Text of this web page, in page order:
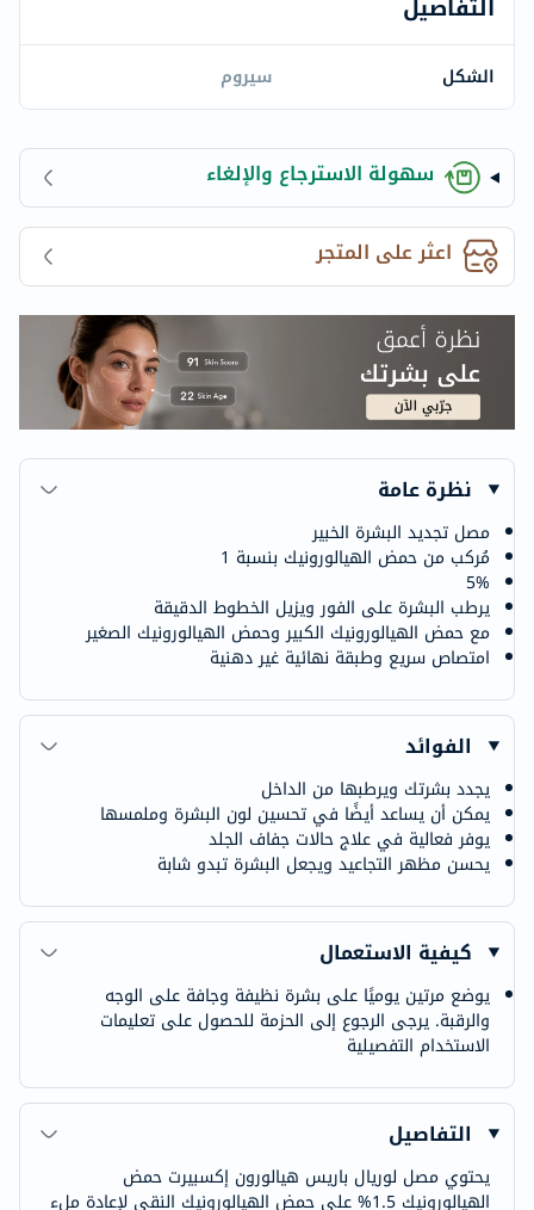
التفاصيل
الشكل سيروم
سهولة الاسترجاع والإلغاء
اعثر على المتجر
نظرة عامة
مصل تجديد البشرة الخبير
مُركب من حمض الهيالورونيك بنسبة 1
5%
يرطب البشرة على الفور ويزيل الخطوط الدقيقة
مع حمض الهيالورونيك الكبير وحمض الهيالورونيك الصغير
امتصاص سريع وطبقة نهائية غير دهنية
الفوائد
يجدد بشرتك ويرطبها من الداخل
يمكن أن يساعد أيضًا في تحسين لون البشرة وملمسها
يوفر فعالية في علاج حالات جفاف الجلد
يحسن مظهر التجاعيد ويجعل البشرة تبدو شابة
كيفية الاستعمال
يوضع مرتين يوميًا على بشرة نظيفة وجافة على الوجه
والرقبة. يرجى الرجوع إلى الحزمة للحصول على تعليمات
الاستخدام التفصيلية
التفاصيل
يحتوي مصل لوريال باريس هيالورون إكسبيرت حمض
الهيالورونيك 1.5% على حمض الهيالورونيك النقي لإعادة ملء